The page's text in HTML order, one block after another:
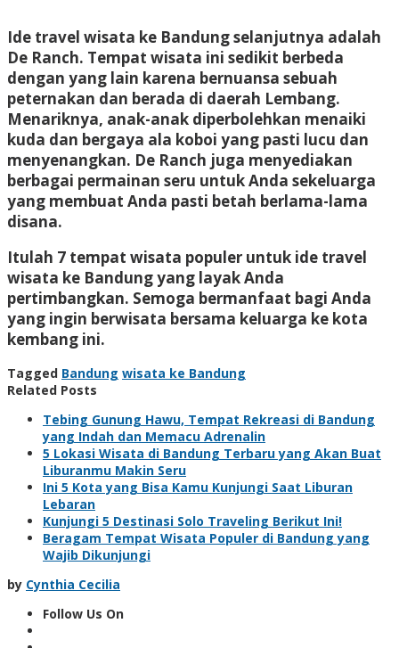
Ide travel wisata ke Bandung selanjutnya adalah
De Ranch. Tempat wisata ini sedikit berbeda
dengan yang lain karena bernuansa sebuah
peternakan dan berada di daerah Lembang.
Menariknya, anak-anak diperbolehkan menaiki
kuda dan bergaya ala koboi yang pasti lucu dan
menyenangkan. De Ranch juga menyediakan
berbagai permainan seru untuk Anda sekeluarga
yang membuat Anda pasti betah berlama-lama
disana.
Itulah 7 tempat wisata populer untuk ide travel
wisata ke Bandung yang layak Anda
pertimbangkan. Semoga bermanfaat bagi Anda
yang ingin berwisata bersama keluarga ke kota
kembang ini.
Tagged Bandung wisata ke Bandung
Related Posts
Tebing Gunung Hawu, Tempat Rekreasi di Bandung
yang Indah dan Memacu Adrenalin
5 Lokasi Wisata di Bandung Terbaru yang Akan Buat
Liburanmu Makin Seru
Ini 5 Kota yang Bisa Kamu Kunjungi Saat Liburan
Lebaran
Kunjungi 5 Destinasi Solo Traveling Berikut Ini!
Beragam Tempat Wisata Populer di Bandung yang
Wajib Dikunjungi
by Cynthia Cecilia
Follow Us On